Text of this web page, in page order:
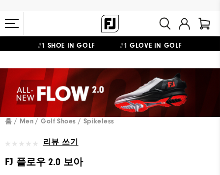
#1 SHOE IN GOLF #1 GLOVE IN GOLF
홈 Men Golf Shoes Spikeless
리뷰 쓰기
FJ 플로우 2.0 보아